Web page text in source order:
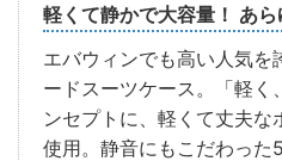
軽くて静かで大容量！ あ
エバウィンでも高い人気を
ードスーツケース。「軽く
ンセプトに、軽くて丈夫な
使用。静音にもこだわった